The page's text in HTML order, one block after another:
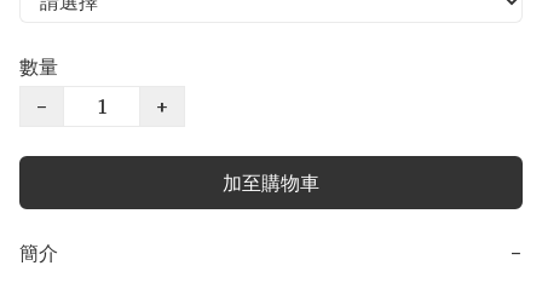
數量
−
+
加至購物車
簡介 −